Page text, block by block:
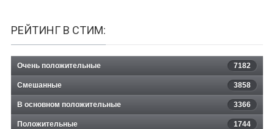
РЕЙТИНГ В СТИМ:
Очень положительные 7182
Смешанные 3858
В основном положительные 3366
Положительные 1744